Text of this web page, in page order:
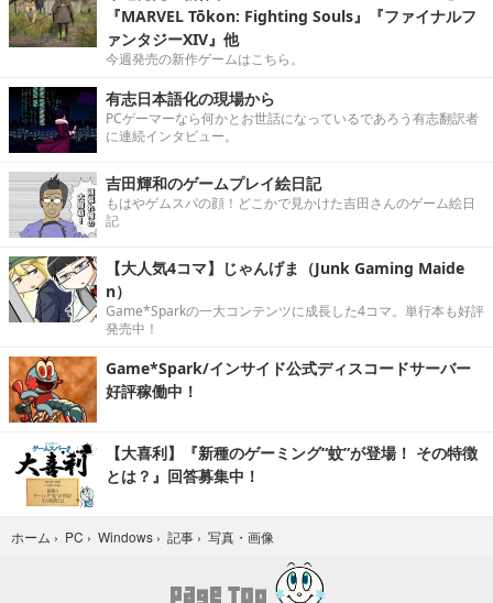
『MARVEL Tōkon: Fighting Souls』『ファイナルフ
ァンタジーXIV』他
今週発売の新作ゲームはこちら。
有志日本語化の現場から
PCゲーマーなら何かとお世話になっているであろう有志翻訳者
に連続インタビュー。
吉田輝和のゲームプレイ絵日記
もはやゲムスパの顔！どこかで見かけた吉田さんのゲーム絵日
記
【大人気4コマ】じゃんげま（Junk Gaming Maide
n）
Game*Sparkの一大コンテンツに成長した4コマ。単行本も好評
発売中！
Game*Spark/インサイド公式ディスコードサーバー
好評稼働中！
【大喜利】『新種のゲーミング“蚊”が登場！ その特徴
とは？』回答募集中！
ホーム › PC › Windows › 記事 › 写真・画像